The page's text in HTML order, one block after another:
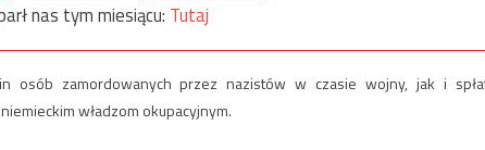
nas tym miesiącu: Tutaj
osób zamordowanych przez nazistów w czasie wojny, jak i
władzom okupacyjnym.